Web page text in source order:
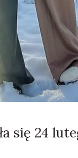
się 24